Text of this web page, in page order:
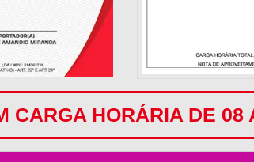
CARGA HORÁRIA DE 08